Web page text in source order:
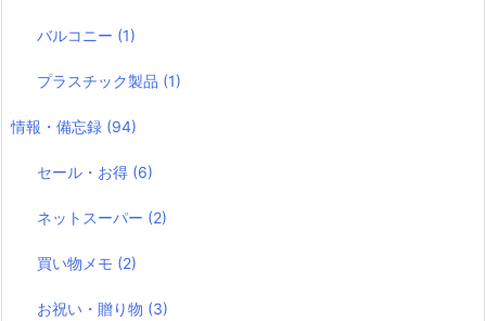
バルコニー (1)
プラスチック製品 (1)
情報・備忘録 (94)
セール・お得 (6)
ネットスーパー (2)
買い物メモ (2)
お祝い・贈り物 (3)